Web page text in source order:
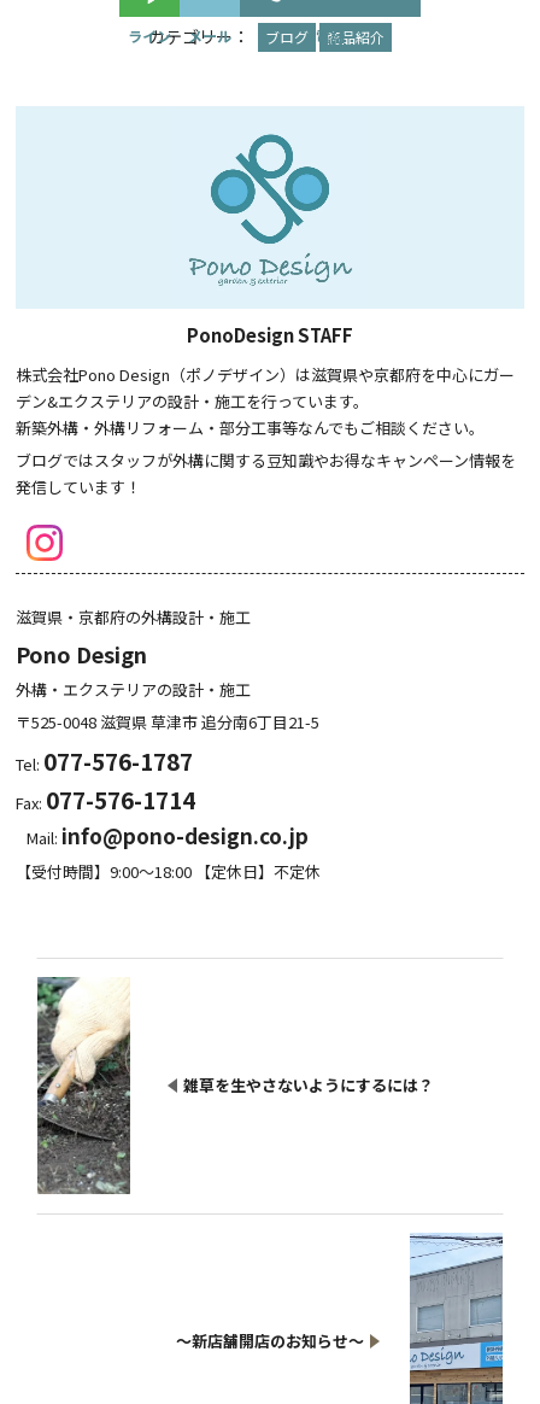
カテゴリー： ブログ 商品紹介
PonoDesign STAFF
株式会社Pono Design（ポノデザイン）は滋賀県や京都府を中心にガー
デン&エクステリアの設計・施工を行っています。
新築外構・外構リフォーム・部分工事等なんでもご相談ください。
ブログではスタッフが外構に関する豆知識やお得なキャンペーン情報を
発信しています！
滋賀県・京都府の外構設計・施工
Pono Design
外構・エクステリアの設計・施工
〒525-0048 滋賀県草津市追分南6丁目21-5
Tel: 077-576-1787
Fax: 077-576-1714
Mail: info@pono-design.co.jp
【受付時間】9:00～18:00 【定休日】不定休
雑草を生やさないようにするには？
～新店舗開店のお知らせ～